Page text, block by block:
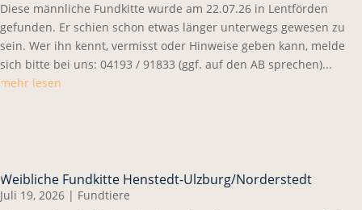
Diese männliche Fundkitte wurde am 22.07.26 in Lentförden
gefunden. Er schien schon etwas länger unterwegs gewesen zu
sein. Wer ihn kennt, vermisst oder Hinweise geben kann, melde
sich bitte bei uns: 04193 / 91833 (ggf. auf den AB sprechen)...
mehr lesen
Weibliche Fundkitte Henstedt-Ulzburg/Norderstedt
Juli 19, 2026 | Fundtiere